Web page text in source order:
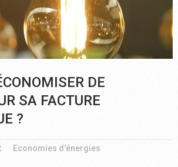
DE
SA FACTURE
?
Economies d'énergies